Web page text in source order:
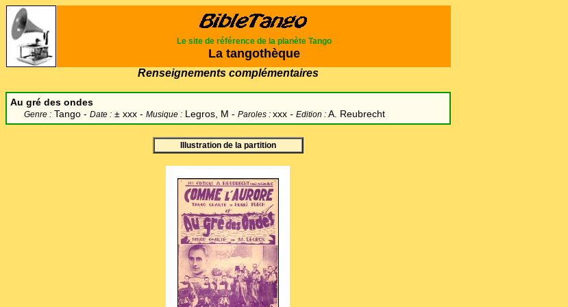
Le site de référence de la planète Tango
La tangothèque
Renseignements complémentaires
Au gré des ondes
Genre : Tango - Date : ± xxx - Musique : Legros, M - Paroles : xxx - Edition : A. Reubrecht
Illustration de la partition